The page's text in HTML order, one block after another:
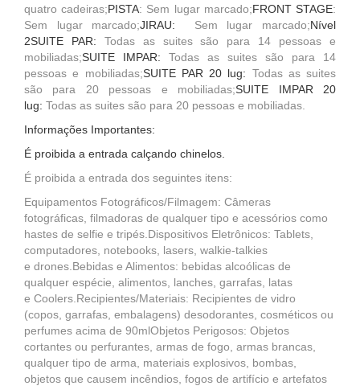
quatro cadeiras;PISTA: Sem lugar marcado;FRONT STAGE:
Sem lugar marcado;JIRAU: Sem lugar marcado;Nível
2SUITE PAR: Todas as suites são para 14 pessoas e
mobiliadas;SUITE IMPAR: Todas as suites são para 14
pessoas e mobiliadas;SUITE PAR 20 lug: Todas as suites
são para 20 pessoas e mobiliadas;SUITE IMPAR 20
lug: Todas as suites são para 20 pessoas e mobiliadas.
Informações Importantes:
É proibida a entrada calçando chinelos.
É proibida a entrada dos seguintes itens:
Equipamentos Fotográficos/Filmagem: Câmeras
fotográficas, filmadoras de qualquer tipo e acessórios como
hastes de selfie e tripés.Dispositivos Eletrônicos: Tablets,
computadores, notebooks, lasers, walkie-talkies
e drones.Bebidas e Alimentos: bebidas alcoólicas de
qualquer espécie, alimentos, lanches, garrafas, latas
e Coolers.Recipientes/Materiais: Recipientes de vidro
(copos, garrafas, embalagens) desodorantes, cosméticos ou
perfumes acima de 90mlObjetos Perigosos: Objetos
cortantes ou perfurantes, armas de fogo, armas brancas,
qualquer tipo de arma, materiais explosivos, bombas,
objetos que causem incêndios, fogos de artifício e artefatos